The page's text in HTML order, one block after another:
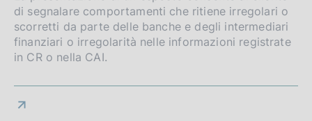
p
p
o
di segnalare comportamenti che ritiene irregolari o
scorretti da parte delle banche e degli intermediari
finanziari o irregolarità nelle informazioni registrate
in CR o nella CAI.